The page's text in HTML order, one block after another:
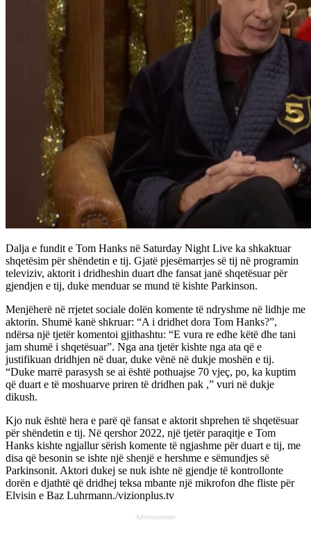
Dalja e fundit e Tom Hanks në Saturday Night Live ka shkaktuar
shqetësim për shëndetin e tij. Gjatë pjesëmarrjes së tij në programin
televiziv, aktorit i dridheshin duart dhe fansat janë shqetësuar për
gjendjen e tij, duke menduar se mund të kishte Parkinson.
Menjëherë në rrjetet sociale dolën komente të ndryshme në lidhje me
aktorin. Shumë kanë shkruar: “A i dridhet dora Tom Hanks?”,
ndërsa një tjetër komentoi gjithashtu: “E vura re edhe këtë dhe tani
jam shumë i shqetësuar”. Nga ana tjetër kishte nga ata që e
justifikuan dridhjen në duar, duke vënë në dukje moshën e tij.
“Duke marrë parasysh se ai është pothuajse 70 vjeç, po, ka kuptim
që duart e të moshuarve priren të dridhen pak ,” vuri në dukje
dikush.
Kjo nuk është hera e parë që fansat e aktorit shprehen të shqetësuar
për shëndetin e tij. Në qershor 2022, një tjetër paraqitje e Tom
Hanks kishte ngjallur sërish komente të ngjashme për duart e tij, me
disa që besonin se ishte një shenjë e hershme e sëmundjes së
Parkinsonit. Aktori dukej se nuk ishte në gjendje të kontrollonte
dorën e djathtë që dridhej teksa mbante një mikrofon dhe fliste për
Elvisin e Baz Luhrmann./vizionplus.tv
Advertisement